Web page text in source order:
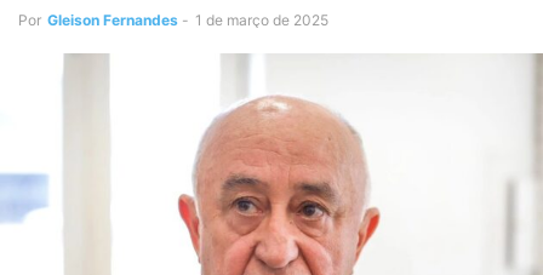
Por Gleison Fernandes - 1 de março de 2025